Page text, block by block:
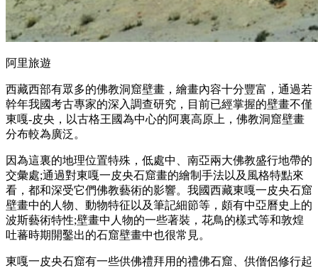
阿里旅遊
西藏西部有眾多的佛教洞窟壁畫，繪畫內容十分豐富，通過若
幹年我國考古專家的深入調查研究，目前已經掌握的壁畫不僅
東嘎-皮央，以古格王國為中心的阿裏高原上，佛教洞窟壁畫
分布較為廣泛。
因為這裏的地理位置特殊，低處中、南亞兩大佛教盛行地帶的
交彙處;通過對東嘎一皮央石窟畫的繪制手法以及風格特點來
看，都和深受它們佛教藝術的影響。我國西藏東嘎一皮央石窟
壁畫中的人物、動物特征以及筆記細節等，頗有中亞曆史上的
波斯藝術特性;壁畫中人物的一些著裝，花鳥的樣式等和敦煌
吐蕃時期開鑿出的石窟壁畫中也很常見。
東嘎一皮央石窟有一些供佛禮拜用的禮佛石窟、供僧侶修行起